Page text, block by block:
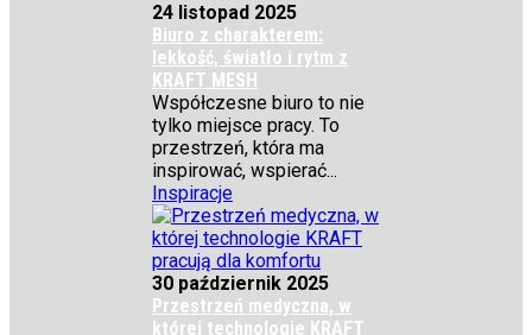
24 listopad 2025
Biuro z charakterem:
lekkość, światło i rytm z
KRAFT MESH
Współczesne biuro to nie
tylko miejsce pracy. To
przestrzeń, która ma
inspirować, wspierać...
Inspiracje
30 październik 2025
Przestrzeń medyczna, w
której technologie KRAFT